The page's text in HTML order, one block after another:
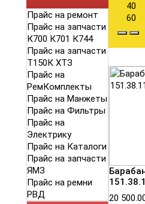
Прайс на ремонт
Прайс на запчасти
К700 К701 К744
Прайс на запчасти
Т150К ХТЗ
Прайс на
РемКомплекты
Прайс на Манжеты
Прайс на Фильтры
Прайс на
Электрику
Прайс на Каталоги
Прайс на запчасти
ЯМЗ
Прайс на ремни
РВД
40
60
20